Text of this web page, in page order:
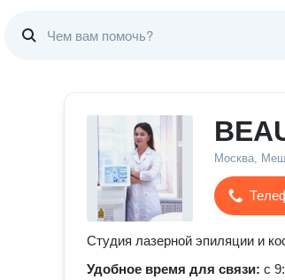
Москва,
Студия лазерной эпиляции и
Удобное время для связи: с